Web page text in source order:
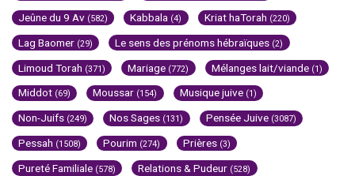
Jeûne du 9 Av (582) Kabbala (4) Kriat haTorah (220)
Lag Baomer (29) Le sens des prénoms hébraïques (2)
Limoud Torah (371) Mariage (772) Mélanges lait/viande (1)
Middot (69) Moussar (154) Musique juive (1)
Non-Juifs (249) Nos Sages (131) Pensée Juive (3087)
Pessah (1508) Pourim (274) Prières (3)
Pureté Familiale (578) Relations & Pudeur (528)